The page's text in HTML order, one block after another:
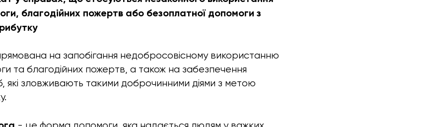
благодійних пожертв або безоплатної допомоги з
на запобігання недобросовісному використанню
та благодійних пожертв, а також на забезпечення
які зловживають такими доброчинними діями з метою